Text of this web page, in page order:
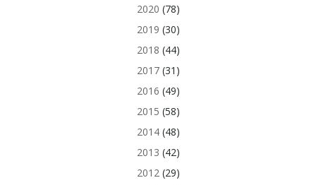
2020 (78)
2019 (30)
2018 (44)
2017(31)
2016 (49)
2015 (58)
2014(48)
2013 (42)
2012 (29)